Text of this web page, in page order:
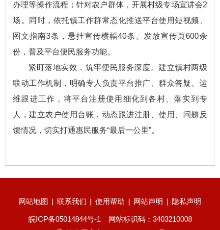
办理等操作流程；针对农户群体，开展村级专场宣讲会2
场。同时，依托镇工作群常态化推送平台使用短视频、
图文指南3条，悬挂宣传横幅40条、发放宣传页600余
份，普及平台便民服务功能。
紧盯落地实效，筑牢便民服务深度。建立镇村两级
联动工作机制，明确专人负责平台推广、群众答疑、运
维跟进工作，将平台注册使用细化到各村、落实到专
人，建立农户使用台账，动态跟进注册、使用、问题反
馈情况，切实打通惠民服务“最后一公里”。
网站地图 | 联系我们 | 使用帮助 | 网站声明 | 隐私声明
皖ICP备05014844号-1
网站标识码：3403210008